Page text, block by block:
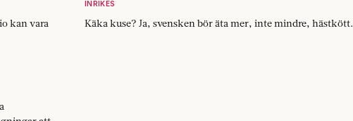
kan vara
INRIKES
Käka kuse? Ja, svensken bör äta mer, inte mindre, hästkött.